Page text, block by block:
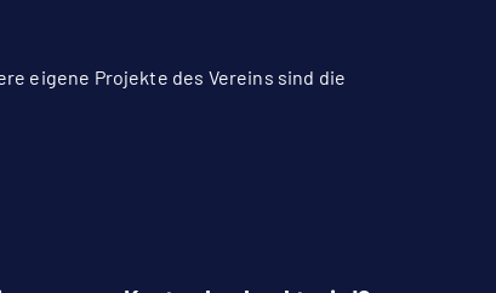
eigene Projekte des Vereins sind die